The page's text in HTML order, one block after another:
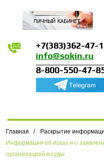
+7(383)362-47-
info@sokin.ru
8-800-550-47-
Главная / Раскрытие
Информация об исках и о
организацией в суды